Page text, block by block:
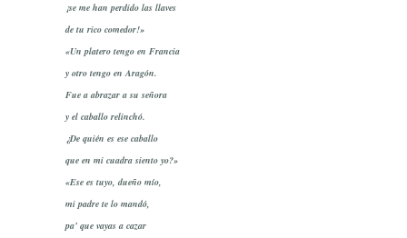
¡se me han perdido las llaves
de tu rico comedor!»
«Un platero tengo en Francia
y otro tengo en Aragón.
Fue a abrazar a su señora
y el caballo relinchó.
¿De quién es ese caballo
que en mi cuadra siento yo?»
«Ese es tuyo, dueño mío,
mi padre te lo mandó,
pa’ que vayas a cazar